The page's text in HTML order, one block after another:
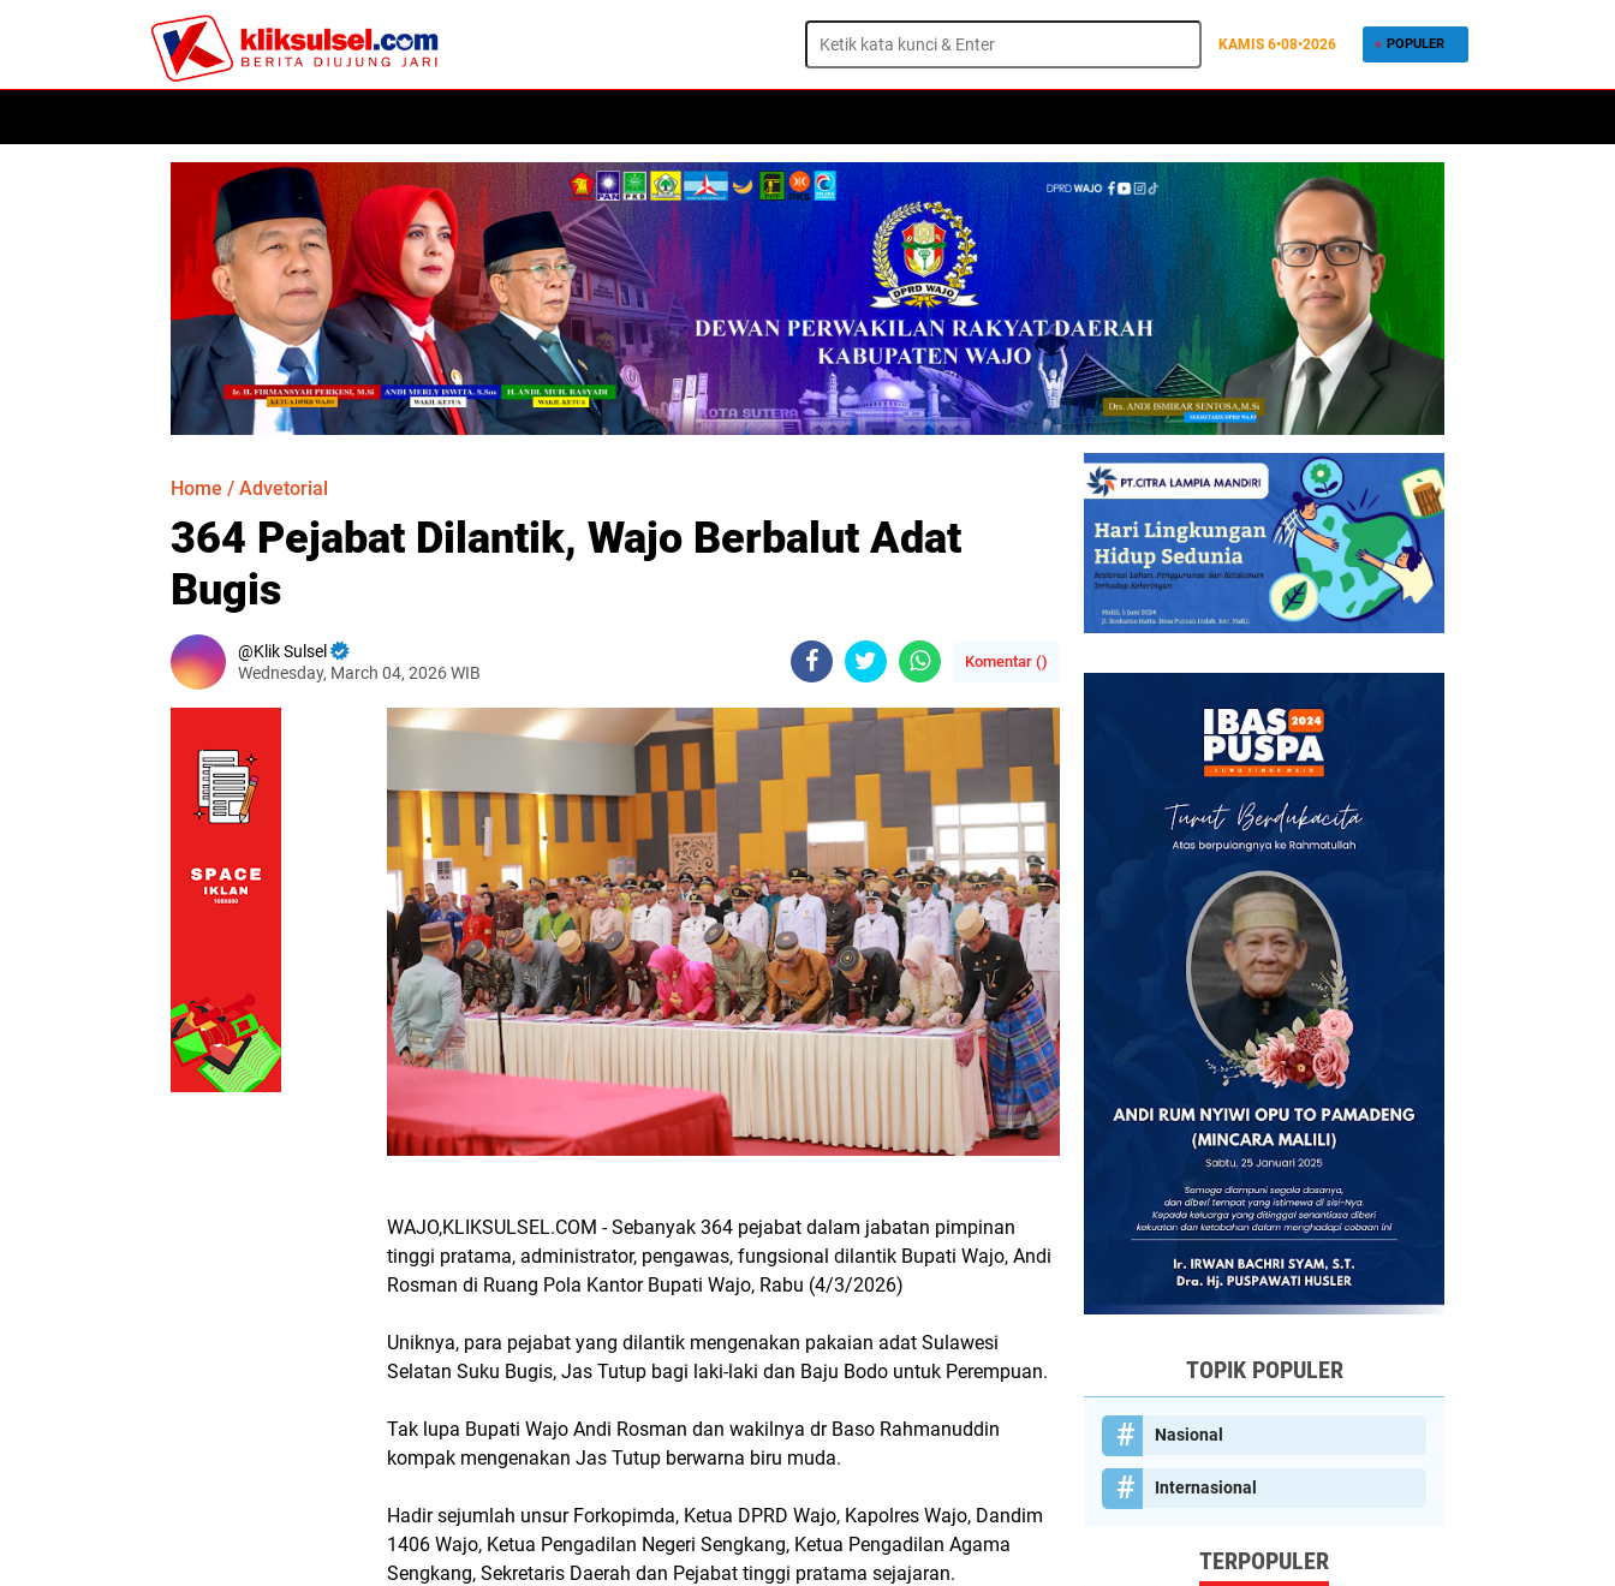
KAMIS 6•08•2026 POPULER
Home / Advetorial
364 Pejabat Dilantik, Wajo Berbalut Adat
Bugis
Klik Sulsel
Wednesday, March 04, 2026 WIB
Komentar ()
WAJO,KLIKSULSEL.COM - Sebanyak 364 pejabat dalam jabatan pimpinan
tinggi pratama, administrator, pengawas, fungsional dilantik Bupati Wajo, Andi
Rosman di Ruang Pola Kantor Bupati Wajo, Rabu (4/3/2026)
Uniknya, para pejabat yang dilantik mengenakan pakaian adat Sulawesi
Selatan Suku Bugis, Jas Tutup bagi laki-laki dan Baju Bodo untuk Perempuan.
Tak lupa Bupati Wajo Andi Rosman dan wakilnya dr Baso Rahmanuddin
kompak mengenakan Jas Tutup berwarna biru muda.
Hadir sejumlah unsur Forkopimda, Ketua DPRD Wajo, Kapolres Wajo, Dandim
1406 Wajo, Ketua Pengadilan Negeri Sengkang, Ketua Pengadilan Agama
Sengkang, Sekretaris Daerah dan Pejabat tinggi pratama sejajaran.
TOPIK POPULER
Nasional
Internasional
TERPOPULER